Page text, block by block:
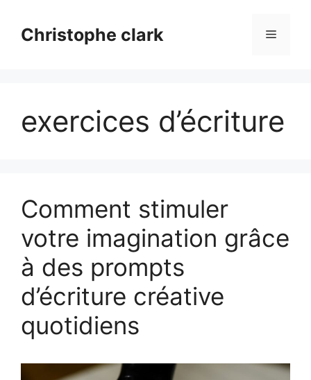
contenuChristophe clark Menu
exercices d’écriture
Comment stimuler
votre imagination grâce
à des prompts
d’écriture créative
quotidiens